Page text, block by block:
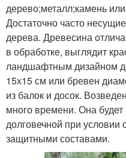
дерево;металл;камень
Достаточно часто
дерева. Древесина
в обработке, выглядит
ландшафтным дизайном
15х15 см или бревен
из балок и досок.
много времени. Она
долговечной при
защитными составами.